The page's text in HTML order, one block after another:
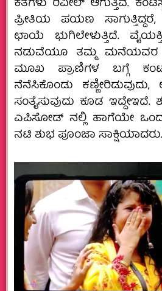
ಪ್ರೀತಿಯ ಪಯಣ ಸಾಗುತ್ತಿದ್ದರೆ,
ಛಾಯೆ ಭುಗಿಲೇಳುತ್ತಿದೆ.
ನಡುವೆಯೂ ತಮ್ಮ ಮನೆಯವರ
ಮೂಖ ಪ್ರಾಣಿಗಳ ಬಗ್ಗೆ
ನೆನೆಸಿಕೊಂಡು
ಸಂತೈಸುವುದು ಕೂಡ ಇದ್ದೇಇದೆ.
ಎಪಿಸೋಡ್‌ ನಲ್ಲಿ ಹಾಗೆಯೇ
ನಟಿ ಶುಭ ಪೂಂಜಾ ಸಾಕ್ಷಿಯಾದರು.